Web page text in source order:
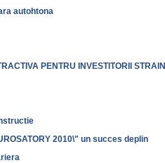
autohtona
PENTRU INVESTITORII STRAINI
2010\" un succes deplin